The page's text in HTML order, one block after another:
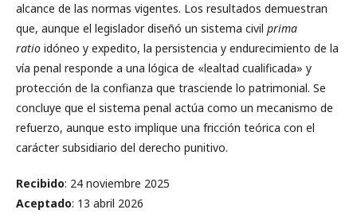
alcance de las normas vigentes. Los resultados demuestran
que, aunque el legislador diseñó un sistema civil prima
ratio idóneo y expedito, la persistencia y endurecimiento de la
vía penal responde a una lógica de «lealtad cualificada» y
protección de la confianza que trasciende lo patrimonial. Se
concluye que el sistema penal actúa como un mecanismo de
refuerzo, aunque esto implique una fricción teórica con el
carácter subsidiario del derecho punitivo.
Recibido: 24 noviembre 2025
Aceptado: 13 abril 2026